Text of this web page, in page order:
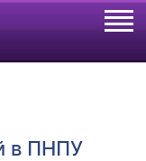
в ПНПУ